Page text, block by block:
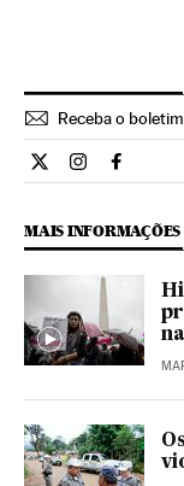
Receba o
Internacional El
MAIS INFORMAÇÕES